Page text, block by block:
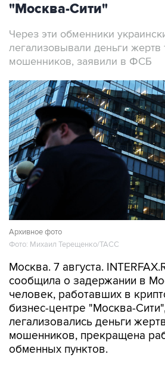
"Москва-Сити"
Через эти обменники
легализовывали деньги
мошенников, заявили в ФСБ
Архивное фото
Фото: Михаил Терещенко/ТАСС
Москва. 7 августа.
сообщила о задержании в
человек, работавших в
бизнес-центре "Москва-
легализовались деньги
мошенников, прекращена
обменных пунктов.